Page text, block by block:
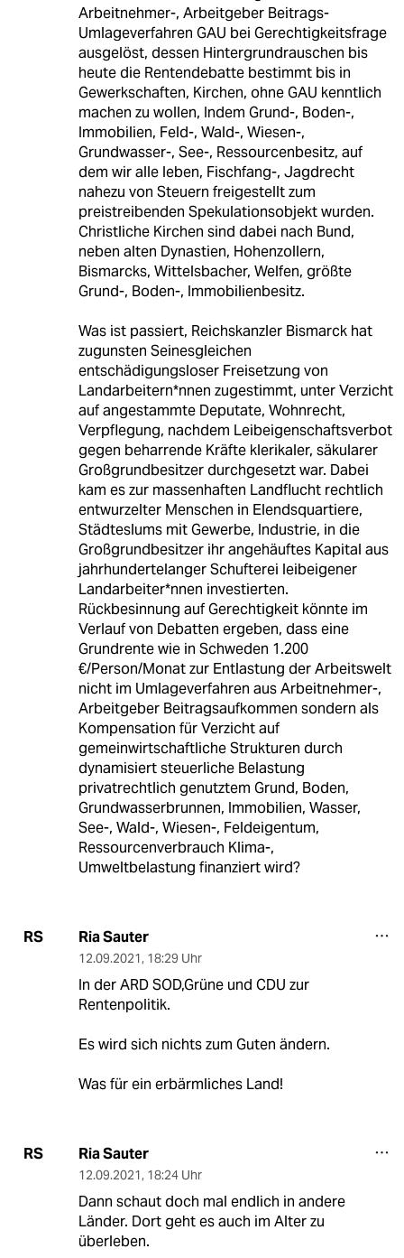
Arbeitnehmer-, Arbeitgeber Beitrags-
Umlageverfahren GAU bei Gerechtigkeitsfrage
ausgelöst, dessen Hintergrundrauschen bis
heute die Rentendebatte bestimmt bis in
Gewerkschaften, Kirchen, ohne GAU kenntlich
machen zu wollen, Indem Grund-, Boden-,
Immobilien, Feld-, Wald-, Wiesen-,
Grundwasser-, See-, Ressourcenbesitz, auf
dem wir alle leben, Fischfang-, Jagdrecht
nahezu von Steuern freigestellt zum
preistreibenden Spekulationsobjekt wurden.
Christliche Kirchen sind dabei nach Bund,
neben alten Dynastien, Hohenzollern,
Bismarcks, Wittelsbacher, Welfen, größte
Grund-, Boden-, Immobilienbesitz.
Was ist passiert, Reichskanzler Bismarck hat
zugunsten Seinesgleichen
entschädigungsloser Freisetzung von
Landarbeitern*nnen zugestimmt, unter Verzicht
auf angestammte Deputate, Wohnrecht,
Verpflegung, nachdem Leibeigenschaftsverbot
gegen beharrende Kräfte klerikaler, säkularer
Großgrundbesitzer durchgesetzt war. Dabei
kam es zur massenhaften Landflucht rechtlich
entwurzelter Menschen in Elendsquartiere,
Städteslums mit Gewerbe, Industrie, in die
Großgrundbesitzer ihr angehäuftes Kapital aus
jahrhundertelanger Schufterei leibeigener
Landarbeiter*nnen investierten.
Rückbesinnung auf Gerechtigkeit könnte im
Verlauf von Debatten ergeben, dass eine
Grundrente wie in Schweden 1.200
€/Person/Monat zur Entlastung der Arbeitswelt
nicht im Umlageverfahren aus Arbeitnehmer-,
Arbeitgeber Beitragsaufkommen sondern als
Kompensation für Verzicht auf
gemeinwirtschaftliche Strukturen durch
dynamisiert steuerliche Belastung
privatrechtlich genutztem Grund, Boden,
Grundwasserbrunnen, Immobilien, Wasser,
See-, Wald-, Wiesen-, Feldeigentum,
Ressourcenverbrauch Klima-,
Umweltbelastung finanziert wird?
RS Ria Sauter
12.09.2021, 18:29 Uhr
In der ARD SOD,Grüne und CDU zur
Rentenpolitik.
Es wird sich nichts zum Guten ändern.
Was für ein erbärmliches Land!
RS Ria Sauter
12.09.2021, 18:24 Uhr
Dann schaut doch mal endlich in andere
Länder. Dort geht es auch im Alter zu
überleben.